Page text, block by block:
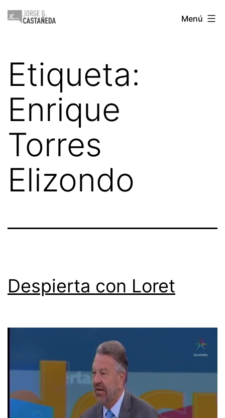
Saltar
Jorge
Menú
Etiqueta:
Enrique
Torres
Elizondo
Despierta con Loret